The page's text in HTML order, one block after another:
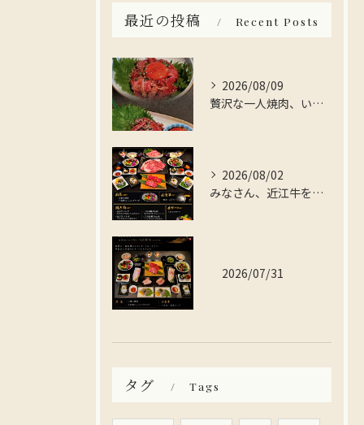
最近の投稿 Recent Posts
2026/08/09
贅沢な一人焼肉、いかがですか？
2026/08/02
みなさん、近江牛を存分に楽しんでみませんか？
2026/07/31
タグ Tags